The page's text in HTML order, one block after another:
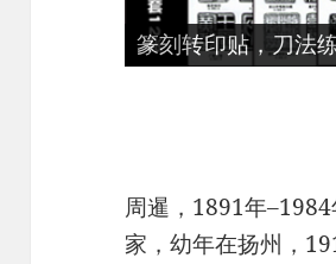
篆刻转印贴，刀法
周暹，1891年
家，幼年在扬州，